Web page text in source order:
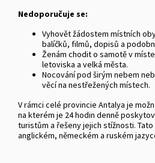
Nedoporučuje se:
Vyhovět žádostem místních
balíčků, filmů, dopisů a
Ženám chodit o samotě v
letoviska a velká města.
Nocování pod širým nebem
věcí na nestřežených místech.
V rámci celé provincie Antalya je
na kterém je 24 hodin denně
turistům a řešeny jejich stížnosti.
anglickém, německém a ruském